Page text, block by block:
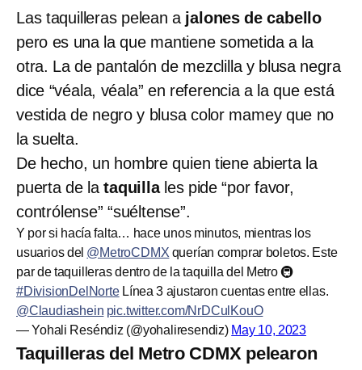
Las taquilleras pelean a jalones de cabello
pero es una la que mantiene sometida a la
otra. La de pantalón de mezclilla y blusa negra
dice “véala, véala” en referencia a la que está
vestida de negro y blusa color mamey que no
la suelta.
De hecho, un hombre quien tiene abierta la
puerta de lataquillales pide “por favor,
contrólense” “suéltense”.
Y por si hacía falta… hace unos minutos, mientras los
usuarios del ⁦ @MetroCDMX ⁩ querían comprar boletos. Este
par de taquilleras dentro de la taquilla del Metro 🚇
#DivisionDelNorteLínea 3 ajustaron cuentas entre ellas.
@Claudiashein pic.twitter.com/NrDCulKouO
— Yohali Reséndiz (@yohaliresendiz) May 10, 2023
Taquilleras del Metro CDMX pelearon